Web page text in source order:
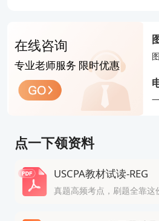
在线咨询
专业老师服务 限时优惠
点一下领资料
USCPA教材试读-REG
真题高频考点，刷题全靠这